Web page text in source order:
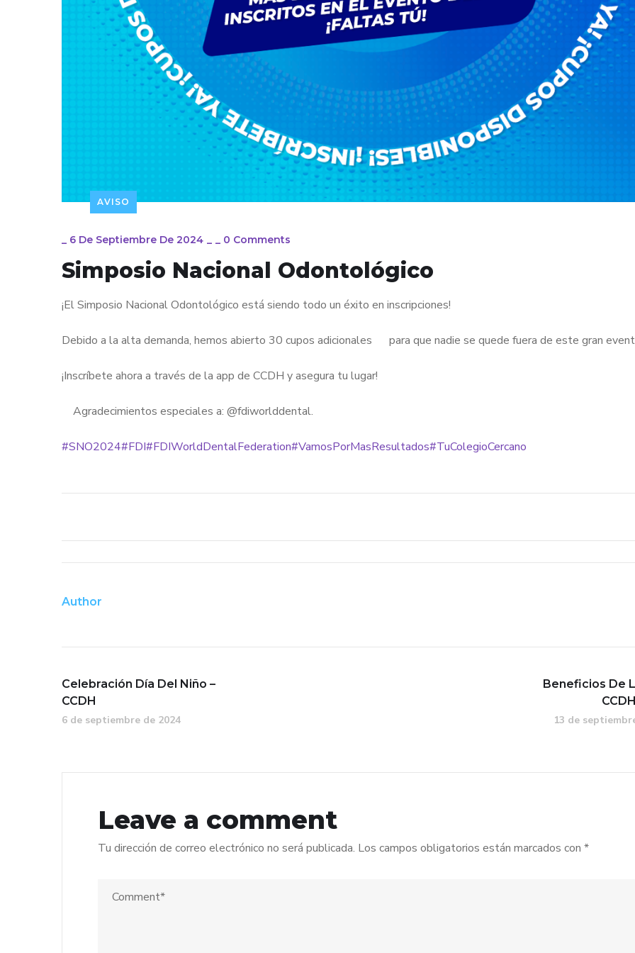
AVISO
_ 6 De Septiembre De 2024 _ _ 0 Comments
Simposio Nacional Odontológico
¡El Simposio Nacional Odontológico está siendo todo un éxito en inscripciones!
Debido a la alta demanda, hemos abierto 30 cupos adicionales para que nadie se quede fuera de este gran
¡Inscríbete ahora a través de la app de CCDH y asegura tu lugar!
Agradecimientos especiales a: @fdiworlddental.
#SNO2024#FDI#FDIWorldDentalFederation#VamosPorMasResultados#TuColegioCercano
Author
Celebración Día Del Niño –
CCDH
6 de septiembre de 2024
Beneficios De
13 de
Leave a comment
Tu dirección de correo electrónico no será publicada. Los campos obligatorios están marcados con *